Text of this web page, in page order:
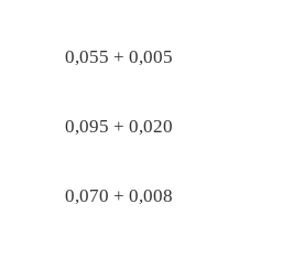
0,055 + 0,005
0,095 + 0,020
0,070 + 0,008